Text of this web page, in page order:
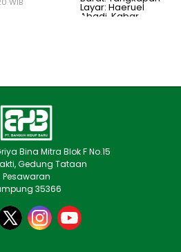
WIB
Bina Mitra Blok F No.15
Gedung Tataan
Pesawaran
35366